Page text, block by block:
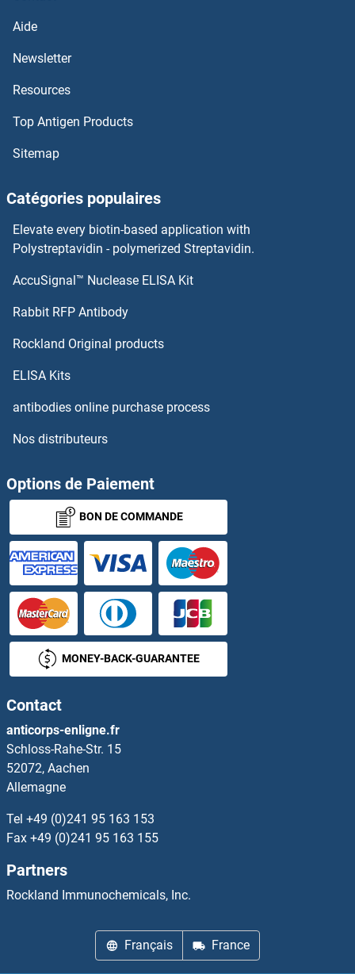
ERMP1 Kits ELISA
ERMN Kits ELISA
ERMAP Kits ELISA
ERK1/2 Kits ELISA
ERK1 Kits ELISA
ERI1 Kits ELISA
Estriol Kits ELISA
Estrogen Receptor 1 Kits ELISA
Estrone Kits ELISA
ESYT3 Kits ELISA
ETF1 Kits ELISA
ETFA Kits ELISA
ETFB Kits ELISA
ETFDH Kits ELISA
Ethanolamine Kinase 1 Kits ELISA
Ethanolamine Kinase 2 Kits ELISA
ETHE1 Kits ELISA
Ets Variant 6 Kits ELISA
ETS2 Kits ELISA
Aide
Newsletter
Resources
Top Antigen Products
Sitemap
Catégories populaires
Elevate every biotin-based application with
Polystreptavidin - polymerized Streptavidin.
AccuSignal™ Nuclease ELISA Kit
Rabbit RFP Antibody
Rockland Original products
ELISA Kits
antibodies online purchase process
Nos distributeurs
Options de Paiement
BON DE COMMANDE
MONEY-BACK-GUARANTEE
Contact
anticorps-enligne.fr
Schloss-Rahe-Str. 15
52072, Aachen
Allemagne
Tel +49 (0)241 95 163 153
Fax +49 (0)241 95 163 155
Partners
Rockland Immunochemicals, Inc.
Français France